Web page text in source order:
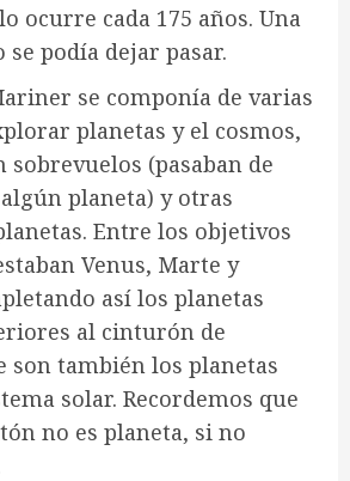
ocurre cada 175 años. Una
se podía dejar pasar.
se componía de varias
planetas y el cosmos,
sobrevuelos (pasaban de
planeta) y otras
Entre los objetivos
Venus, Marte y
así los planetas
al cinturón de
son también los planetas
solar. Recordemos que
no es planeta, si no